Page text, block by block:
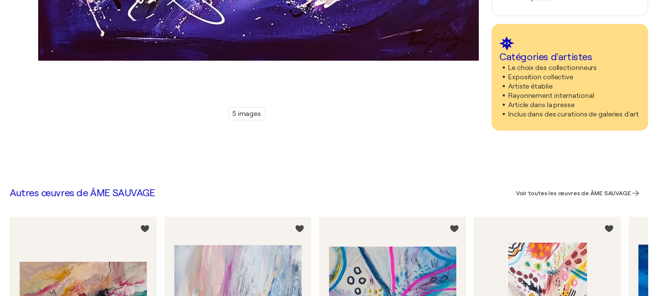
5 images
Catégories d'artistes
Le choix des collectionneurs
Exposition collective
Artiste établie
Rayonnement international
Article dans la presse
Inclus dans des curations de galeries d'art
Autres œuvres deÂME SAUVAGE Voir toutes les œuvres de ÂME SAUVAGE